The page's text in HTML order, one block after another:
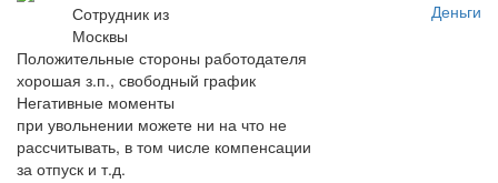
Сотрудник из
Москвы
Положительные стороны работодателя
хорошая з.п., свободный график
Негативные моменты
при увольнении можете ни на что не
рассчитывать, в том числе компенсации
за отпуск и т.д.
Деньги